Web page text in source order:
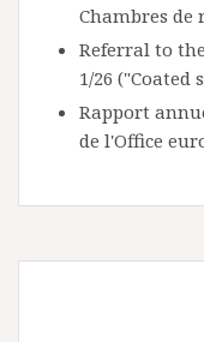
Chambres de
Referral to
1/26 ("Coated
Rapport
de l'Office